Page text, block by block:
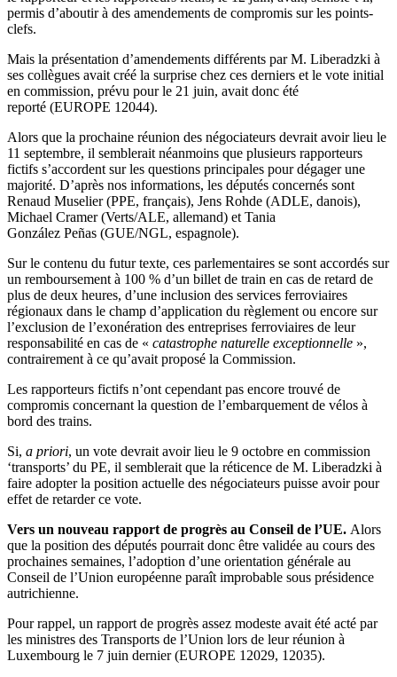
permis d’aboutir à des amendements de compromis sur les points-
clefs.
Mais la présentation d’amendements différents par M. Liberadzki à
ses collègues avait créé la surprise chez ces derniers et le vote initial
en commission, prévu pour le 21 juin, avait donc été
reporté (EUROPE 12044).
Alors que la prochaine réunion des négociateurs devrait avoir lieu le
11 septembre, il semblerait néanmoins que plusieurs rapporteurs
fictifs s’accordent sur les questions principales pour dégager une
majorité. D’après nos informations, les députés concernés sont
Renaud Muselier (PPE, français), Jens Rohde (ADLE, danois),
Michael Cramer (Verts/ALE, allemand) et Tania
González Peñas (GUE/NGL, espagnole).
Sur le contenu du futur texte, ces parlementaires se sont accordés sur
un remboursement à 100 % d’un billet de train en cas de retard de
plus de deux heures, d’une inclusion des services ferroviaires
régionaux dans le champ d’application du règlement ou encore sur
l’exclusion de l’exonération des entreprises ferroviaires de leur
responsabilité en cas de « catastrophe naturelle exceptionnelle »,
contrairement à ce qu’avait proposé la Commission.
Les rapporteurs fictifs n’ont cependant pas encore trouvé de
compromis concernant la question de l’embarquement de vélos à
bord des trains.
Si, a priori, un vote devrait avoir lieu le 9 octobre en commission
‘transports’ du PE, il semblerait que la réticence de M. Liberadzki à
faire adopter la position actuelle des négociateurs puisse avoir pour
effet de retarder ce vote.
Vers un nouveau rapport de progrès au Conseil de l’UE. Alors
que la position des députés pourrait donc être validée au cours des
prochaines semaines, l’adoption d’une orientation générale au
Conseil de l’Union européenne paraît improbable sous présidence
autrichienne.
Pour rappel, un rapport de progrès assez modeste avait été acté par
les ministres des Transports de l’Union lors de leur réunion à
Luxembourg le 7 juin dernier (EUROPE 12029, 12035).